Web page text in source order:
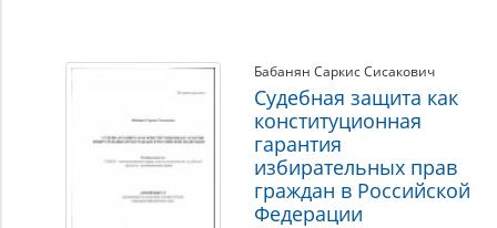
Бабанян Саркис Сисакович
Судебная защита как
конституционная
гарантия
избирательных прав
граждан в Российской
Федерации